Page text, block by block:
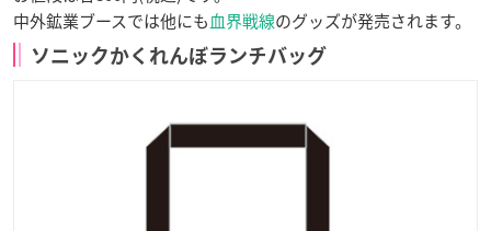
中外鉱業ブースでは他にも血界戦線のグッズが発売されます。
ソニックかくれんぼランチバッグ